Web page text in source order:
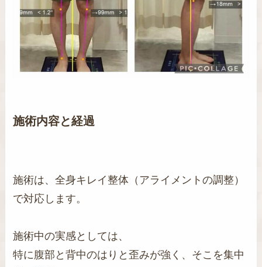
施術内容と経過
施術は、全身キレイ整体（アライメントの調整）
で対応します。
施術中の実感としては、
特に腹部と背中のはりと歪みが強く、そこを集中